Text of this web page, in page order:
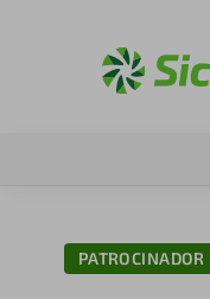
PATROCINADOR